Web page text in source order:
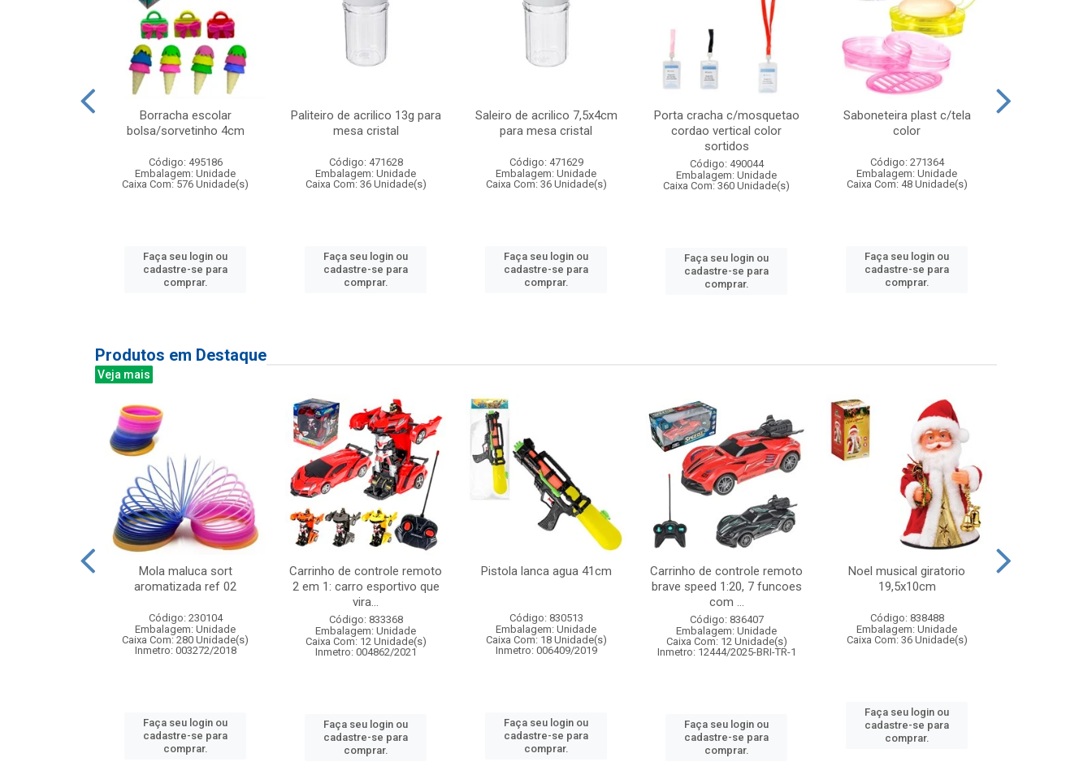
Borracha escolar
bolsa/sorvetinho 4cm
Código: 495186
Embalagem: Unidade
Caixa Com: 576 Unidade(s)
Faça seu login ou
cadastre-se para
comprar.
Paliteiro de acrilico 13g para
mesa cristal
Código: 471628
Embalagem: Unidade
Caixa Com: 36 Unidade(s)
Faça seu login ou
cadastre-se para
comprar.
Saleiro de acrilico 7,5x4cm
para mesa cristal
Código: 471629
Embalagem: Unidade
Caixa Com: 36 Unidade(s)
Faça seu login ou
cadastre-se para
comprar.
Porta cracha c/mosquetao
cordao vertical color
sortidos
Código: 490044
Embalagem: Unidade
Caixa Com: 360 Unidade(s)
Faça seu login ou
cadastre-se para
comprar.
Saboneteira plast c/tela
color
Código: 271364
Embalagem: Unidade
Caixa Com: 48 Unidade(s)
Faça seu login ou
cadastre-se para
comprar.
Produtos em Destaque
Veja mais
Mola maluca sort
aromatizada ref 02
Código: 230104
Embalagem: Unidade
Caixa Com: 280 Unidade(s)
Inmetro: 003272/2018
Faça seu login ou
cadastre-se para
comprar.
Carrinho de controle remoto
2 em 1: carro esportivo que
vira...
Código: 833368
Embalagem: Unidade
Caixa Com: 12 Unidade(s)
Inmetro: 004862/2021
Faça seu login ou
cadastre-se para
comprar.
Pistola lanca agua 41cm
Código: 830513
Embalagem: Unidade
Caixa Com: 18 Unidade(s)
Inmetro: 006409/2019
Faça seu login ou
cadastre-se para
comprar.
Carrinho de controle remoto
brave speed 1:20, 7 funcoes
com ...
Código: 836407
Embalagem: Unidade
Caixa Com: 12 Unidade(s)
Inmetro: 12444/2025-BRI-TR-1
Faça seu login ou
cadastre-se para
comprar.
Noel musical giratorio
19,5x10cm
Código: 838488
Embalagem: Unidade
Caixa Com: 36 Unidade(s)
Faça seu login ou
cadastre-se para
comprar.